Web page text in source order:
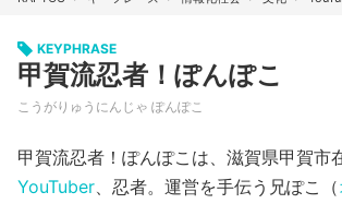
KEYPHRASE
甲賀流忍者！ぽんぽこ
こうがりゅうにんじゃ ぽんぽこ
甲賀流忍者！ぽんぽこは、滋賀県甲賀市
YouTuber、忍者。運営を手伝う兄ぽこ（